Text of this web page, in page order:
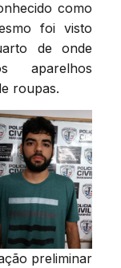
como
foi visto
de onde
aparelhos
roupas.
preliminar